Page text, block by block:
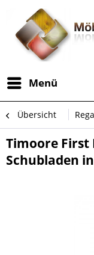
Menü
Übersicht
Timoore First
Schubladen